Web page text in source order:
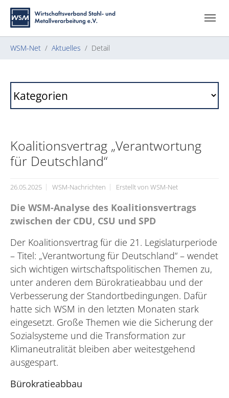
Zum Hauptinhalt springen
Skip to page footer
Sie sind hier:
WSM-Net Aktuelles Detail
Koalitionsvertrag „Verantwortung
für Deutschland“
26.05.2025 WSM-Nachrichten Erstellt von WSM-Net
Die WSM-Analyse des Koalitionsvertrags
zwischen der CDU, CSU und SPD
Der Koalitionsvertrag für die 21. Legislaturperiode
– Titel: „Verantwortung für Deutschland“ – wendet
sich wichtigen wirtschaftspolitischen Themen zu,
unter anderen dem Bürokratieabbau und der
Verbesserung der Standortbedingungen. Dafür
hatte sich WSM in den letzten Monaten stark
eingesetzt. Große Themen wie die Sicherung der
Sozialsysteme und die Transformation zur
Klimaneutralität bleiben aber weitestgehend
ausgespart.
Bürokratieabbau